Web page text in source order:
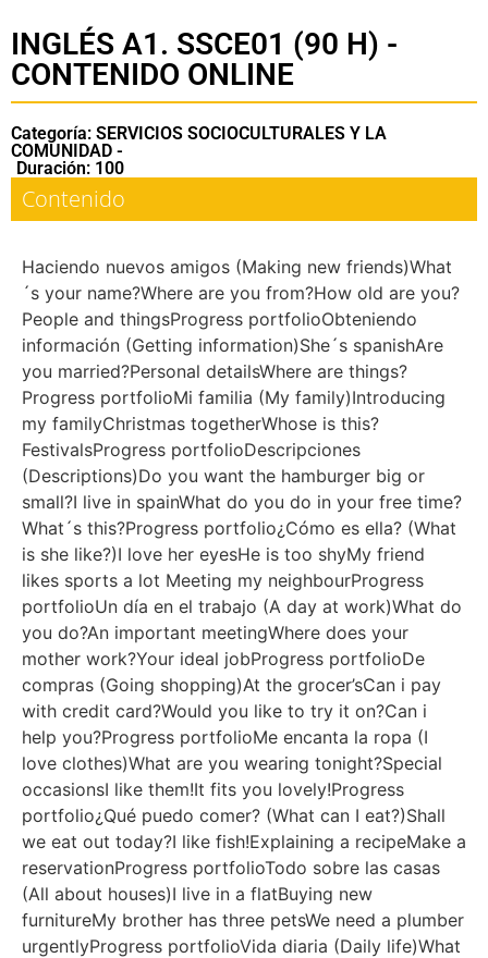
INGLÉS A1. SSCE01 (90 H) -
CONTENIDO ONLINE
Categoría: SERVICIOS SOCIOCULTURALES Y LA
COMUNIDAD -
Duración: 100
Contenido
Haciendo nuevos amigos (Making new friends)What
´s your name?Where are you from?How old are you?
People and thingsProgress portfolioObteniendo
información (Getting information)She´s spanishAre
you married?Personal detailsWhere are things?
Progress portfolioMi familia (My family)Introducing
my familyChristmas togetherWhose is this?
FestivalsProgress portfolioDescripciones
(Descriptions)Do you want the hamburger big or
small?I live in spainWhat do you do in your free time?
What´s this?Progress portfolio¿Cómo es ella? (What
is she like?)I love her eyesHe is too shyMy friend
likes sports a lot Meeting my neighbourProgress
portfolioUn día en el trabajo (A day at work)What do
you do?An important meetingWhere does your
mother work?Your ideal jobProgress portfolioDe
compras (Going shopping)At the grocer’sCan i pay
with credit card?Would you like to try it on?Can i
help you?Progress portfolioMe encanta la ropa (I
love clothes)What are you wearing tonight?Special
occasionsI like them!It fits you lovely!Progress
portfolio¿Qué puedo comer? (What can I eat?)Shall
we eat out today?I like fish!Explaining a recipeMake a
reservationProgress portfolioTodo sobre las casas
(All about houses)I live in a flatBuying new
furnitureMy brother has three petsWe need a plumber
urgentlyProgress portfolioVida diaria (Daily life)What